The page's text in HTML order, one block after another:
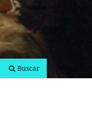
Buscar
Entrar